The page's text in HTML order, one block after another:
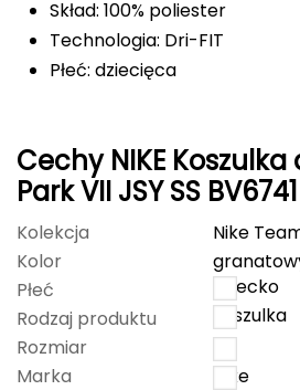
Elmer by Swany
Extremities
FASHY
Fjord Nansen
G
GIVOVA
GSI Outdoors
Skład: 100% poliester
Technologia: Dri-FIT
Płeć: dziecięca
Cechy NIKE
Park VII JSY SS
granatowa
Kolekcja
Nike
Kolor
Płeć
dziecko
Rodzaj produktu
koszulka
Rozmiar
Marka
Nike